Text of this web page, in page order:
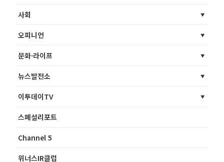
사회
오피니언
문화·라이프
뉴스발전소
이투데이TV
스페셜리포트
Channel 5
위너스IR클럽